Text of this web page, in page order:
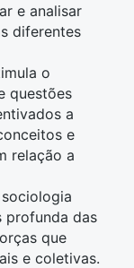
e analisar
diferentes
o
questões
a
e
relação a
profunda das
que
e coletivas.